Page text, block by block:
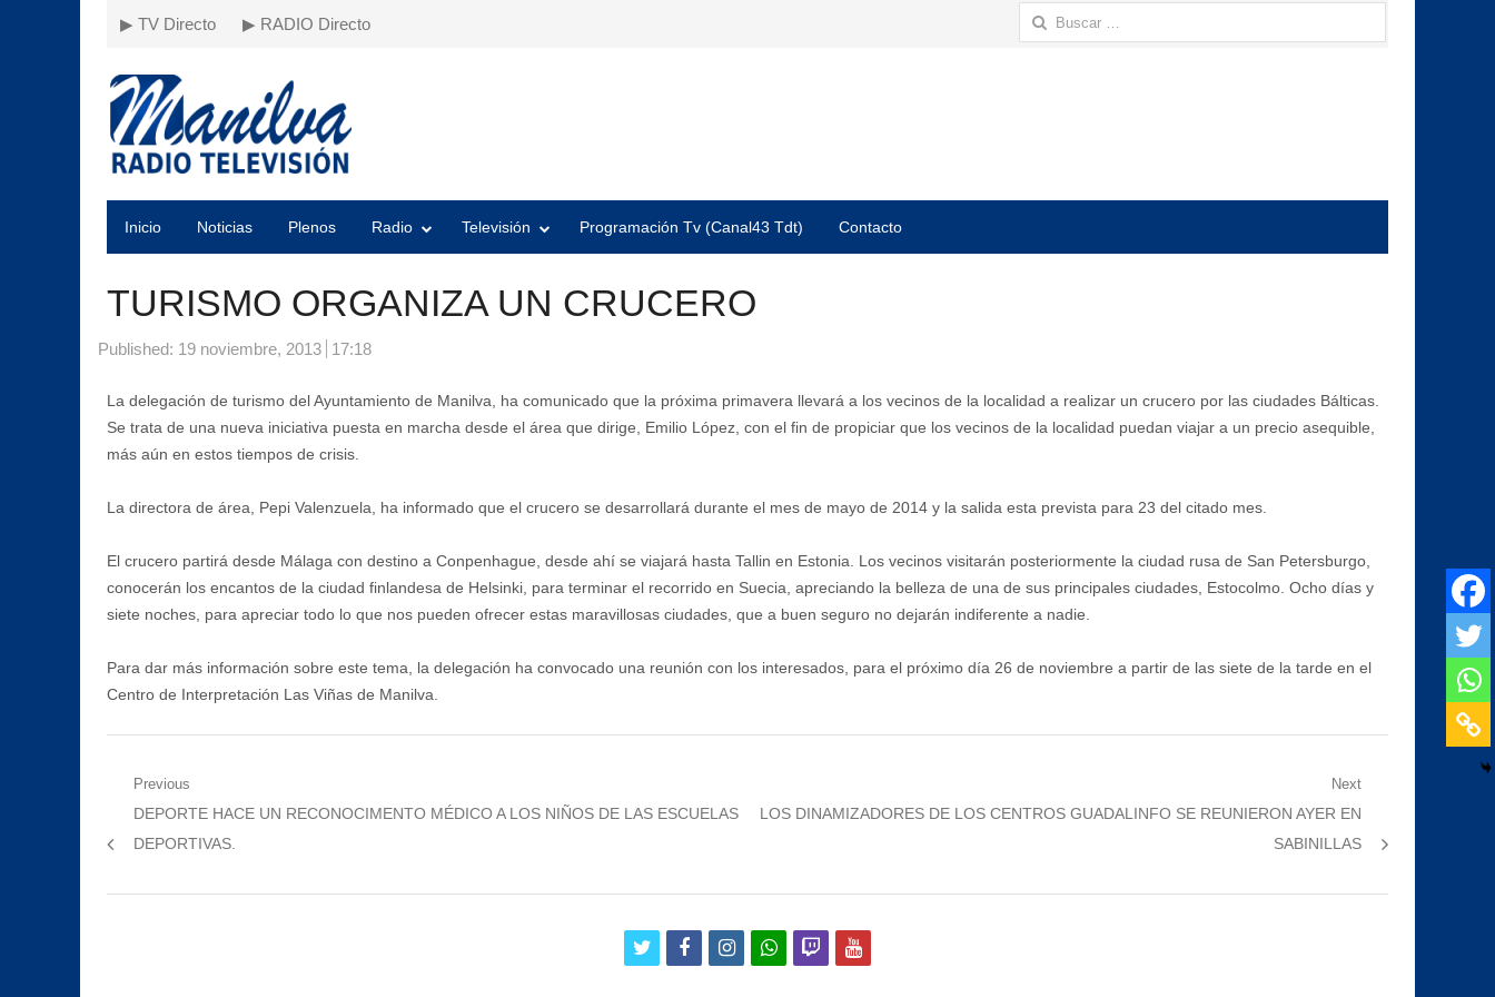
▶ TV Directo ▶ RADIO Directo Buscar:
Inicio Noticias Plenos Radio Televisión Programación Tv (Canal43 Tdt) Contacto
TURISMO ORGANIZA UN CRUCERO
Published: 19 noviembre, 2013 17:18
La delegación de turismo del Ayuntamiento de Manilva, ha comunicado que la próxima primavera llevará a los vecinos de la localidad a realizar un crucero por las ciudades Bálticas.
Se trata de una nueva iniciativa puesta en marcha desde el área que dirige, Emilio López, con el fin de propiciar que los vecinos de la localidad puedan viajar a un precio asequible,
más aún en estos tiempos de crisis.
La directora de área, Pepi Valenzuela, ha informado que el crucero se desarrollará durante el mes de mayo de 2014 y la salida esta prevista para 23 del citado mes.
El crucero partirá desde Málaga con destino a Conpenhague, desde ahí se viajará hasta Tallin en Estonia. Los vecinos visitarán posteriormente la ciudad rusa de San Petersburgo,
conocerán los encantos de la ciudad finlandesa de Helsinki, para terminar el recorrido en Suecia, apreciando la belleza de una de sus principales ciudades, Estocolmo. Ocho días y
siete noches, para apreciar todo lo que nos pueden ofrecer estas maravillosas ciudades, que a buen seguro no dejarán indiferente a nadie.
Para dar más información sobre este tema, la delegación ha convocado una reunión con los interesados, para el próximo día 26 de noviembre a partir de las siete de la tarde en el
Centro de Interpretación Las Viñas de Manilva.
Navegación
Previous
Previous
post:
DEPORTE HACE UN RECONOCIMENTO MÉDICO A LOS NIÑOS DE LAS ESCUELAS
DEPORTIVAS.
Next
Next
LOS DINAMIZADORES DE LOS CENTROS GUADALINFO SE REUNIERON AYER EN
SABINILLAS
twitterfacebookinstagramwhatsapp
twitchyoutube